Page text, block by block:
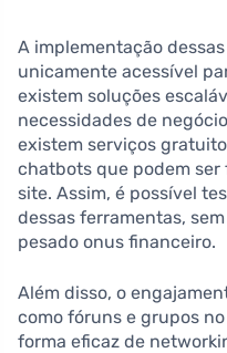
A implementação
unicamente acessível
existem soluções
necessidades de
existem serviços
chatbots que podem
site. Assim, é possível
dessas ferramentas,
pesado onus financeiro.
Além disso, o
como fóruns e grupos
forma eficaz de